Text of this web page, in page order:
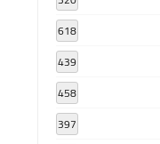
618
439
458
397